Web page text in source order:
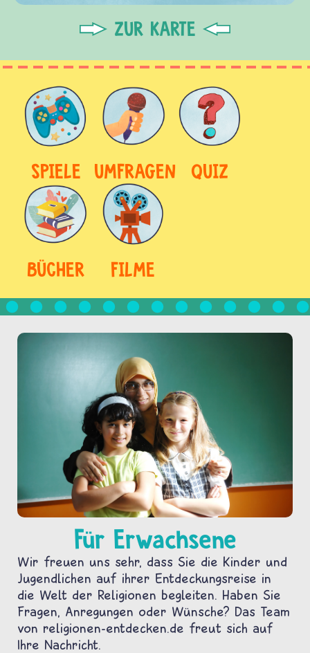
ZUR KARTE
SPIELE UMFRAGEN QUIZ
BÜCHER FILME
Für Erwachsene
Wir freuen uns sehr, dass Sie die Kinder und
Jugendlichen auf ihrer Entdeckungsreise in
die Welt der Religionen begleiten. Haben Sie
Fragen, Anregungen oder Wünsche? Das Team
von religionen-entdecken.de freut sich auf
Ihre Nachricht.